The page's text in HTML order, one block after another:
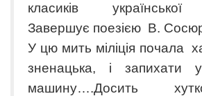
класиків української
Завершує поезією В.
У цю мить міліція почала
зненацька, і запихати у
машину….Досить